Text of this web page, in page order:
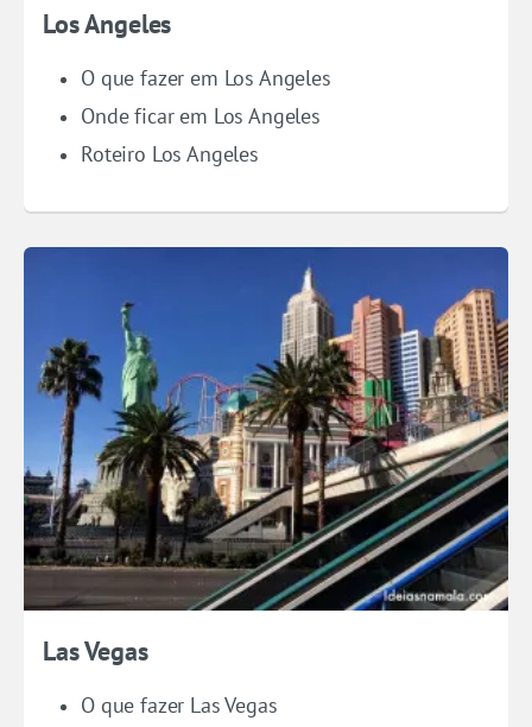
Los Angeles
O que fazer em Los Angeles
Onde ficar em Los Angeles
Roteiro Los Angeles
Las Vegas
O que fazer Las Vegas